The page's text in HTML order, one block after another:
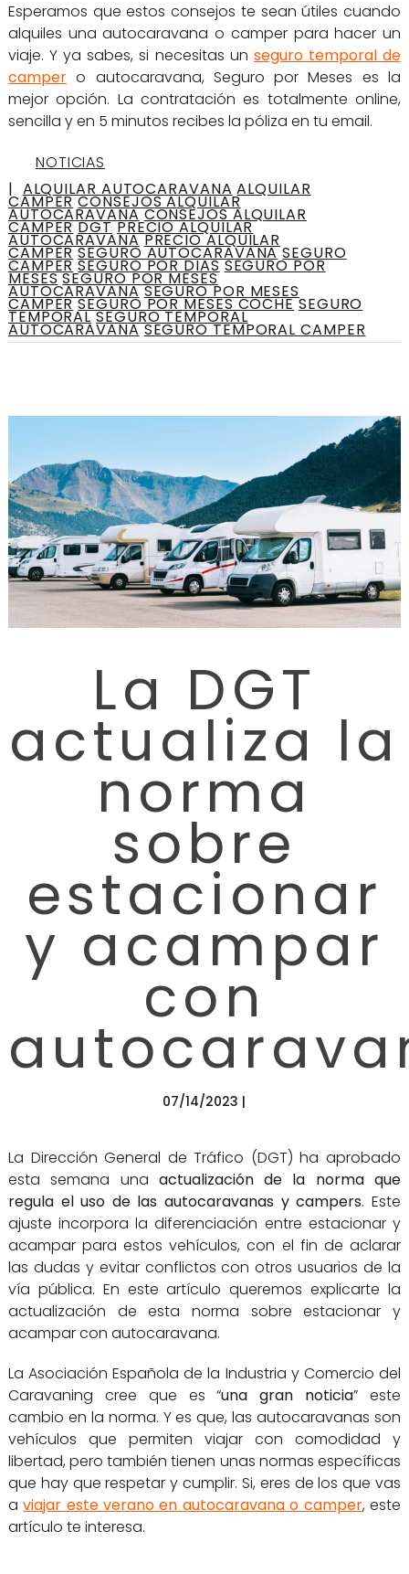
Esperamos que estos consejos te sean útiles cuando
alquiles una autocaravana o camper para hacer un
viaje. Y ya sabes, si necesitas un seguro temporal de
campero autocaravana, Seguro por Meses es la
mejor opción. La contratación es totalmente online,
sencilla y en 5 minutos recibes la póliza en tu email.
NOTICIAS
| ALQUILAR AUTOCARAVANA ALQUILAR
CAMPER CONSEJOS ALQUILAR
AUTOCARAVANA CONSEJOS ALQUILAR
CAMPER DGT PRECIO ALQUILAR
AUTOCARAVANA PRECIO ALQUILAR
CAMPER SEGURO AUTOCARAVANA SEGURO
CAMPER SEGURO POR DIAS SEGURO POR
MESES SEGURO POR MESES
AUTOCARAVANA SEGURO POR MESES
CAMPER SEGURO POR MESES COCHE SEGURO
TEMPORAL SEGURO TEMPORAL
AUTOCARAVANA SEGURO TEMPORAL CAMPER
La DGT
actualiza la
norma
sobre
estacionar
y acampar
con
07/14/2023 |
La Dirección General de Tráfico (DGT) ha aprobado
esta semana una actualización de la norma que
regula el uso de las autocaravanas y campers. Este
ajuste incorpora la diferenciación entre estacionar y
acampar para estos vehículos, con el fin de aclarar
las dudas y evitar conflictos con otros usuarios de la
vía pública. En este artículo queremos explicarte la
actualización de esta norma sobre estacionar y
acampar con autocaravana.
La Asociación Española de la Industria y Comercio del
Caravaning cree que es “una gran noticia” este
cambio en la norma. Y es que, las autocaravanas son
vehículos que permiten viajar con comodidad y
libertad, pero también tienen unas normas específicas
que hay que respetar y cumplir. Si, eres de los que vas
aviajar este verano en autocaravana o camper, este
artículo te interesa.